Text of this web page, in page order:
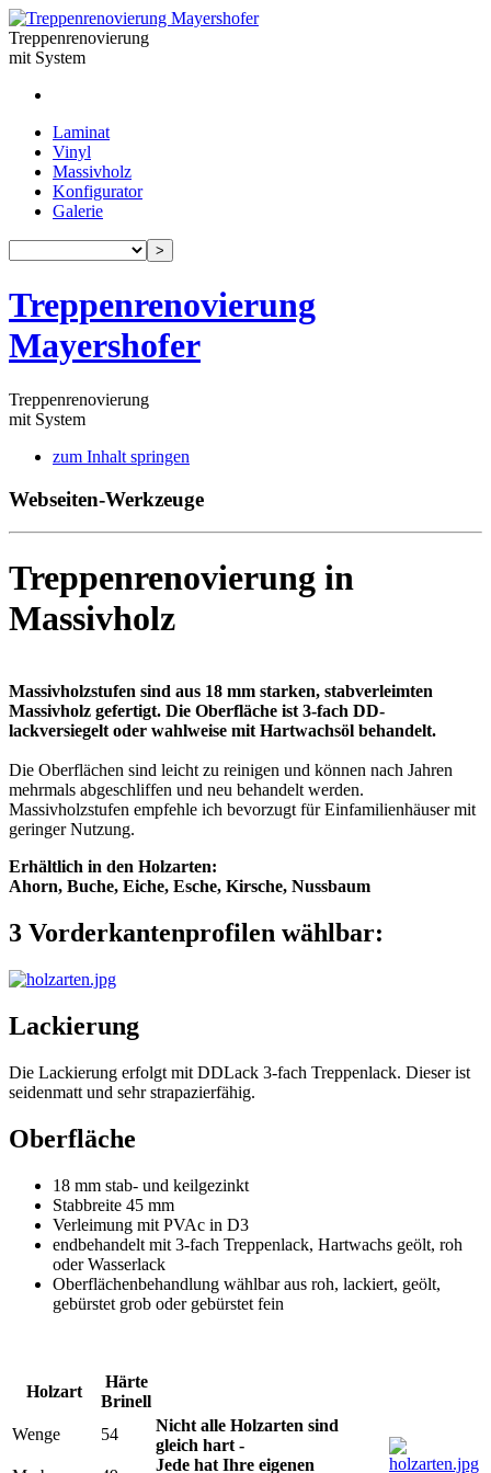
Treppenrenovierung
mit System
Laminat
Vinyl
Massivholz
Konfigurator
Galerie
>
Treppenrenovierung
Mayershofer
Treppenrenovierung
mit System
zum Inhalt springen
Webseiten-Werkzeuge
Treppenrenovierung in
Massivholz
Massivholzstufen sind aus 18 mm starken, stabverleimten
Massivholz gefertigt. Die Oberfläche ist 3-fach DD-
lackversiegelt oder wahlweise mit Hartwachsöl behandelt.
Die Oberflächen sind leicht zu reinigen und können nach Jahren
mehrmals abgeschliffen und neu behandelt werden.
Massivholzstufen empfehle ich bevorzugt für Einfamilienhäuser mit
geringer Nutzung.
Erhältlich in den Holzarten:
Ahorn, Buche, Eiche, Esche, Kirsche, Nussbaum
3 Vorderkantenprofilen wählbar:
Lackierung
Die Lackierung erfolgt mit DDLack 3-fach Treppenlack. Dieser ist
seidenmatt und sehr strapazierfähig.
Oberfläche
18 mm stab- und keilgezinkt
Stabbreite 45 mm
Verleimung mit PVAc in D3
endbehandelt mit 3-fach Treppenlack, Hartwachs geölt, roh
oder Wasserlack
Oberflächenbehandlung wählbar aus roh, lackiert, geölt,
gebürstet grob oder gebürstet fein
Holzart
Härte
Brinell
Wenge
54
Nicht alle Holzarten sind
gleich hart -
Jede hat Ihre eigenen